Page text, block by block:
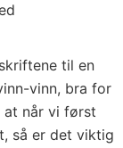
til en
vinn, bra for
at når vi først
så er det viktig